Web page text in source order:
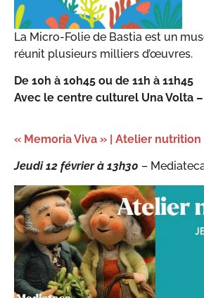
La Micro-Folie de Bastia est un
réunit plusieurs milliers d’œuvres.
De 10h à 10h45 ou de 11h à 11h45
Avec le centre culturel Una Volta
« Memoria Viva » | Atelier nutrition
Jeudi 12 février à 13h30 –